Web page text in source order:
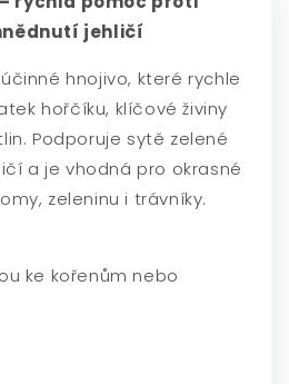
jehličí
hnojivo, které rychle
hořčíku, klíčové živiny
Podporuje sytě zelené
a je vhodná pro okrasné
zeleninu i trávníky.
ke kořenům nebo